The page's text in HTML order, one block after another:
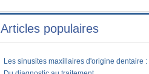
Articles populaires
Les sinusites maxillaires d'origine dentaire :